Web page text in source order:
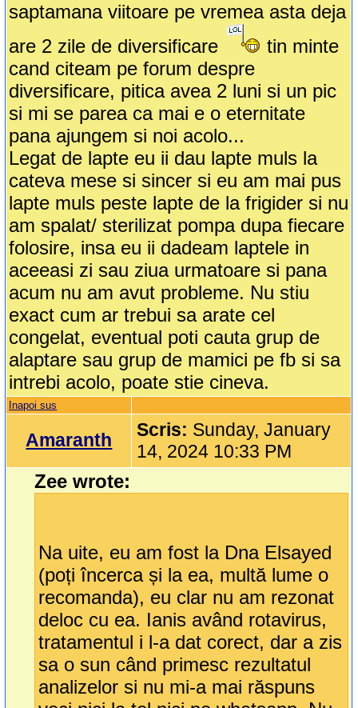
saptamana viitoare pe vremea asta deja
are 2 zile de diversificare
tin minte
cand citeam pe forum despre
diversificare, pitica avea 2 luni si un pic
si mi se parea ca mai e o eternitate
pana ajungem si noi acolo...
Legat de lapte eu ii dau lapte muls la
cateva mese si sincer si eu am mai pus
lapte muls peste lapte de la frigider si nu
am spalat/ sterilizat pompa dupa fiecare
folosire, insa eu ii dadeam laptele in
aceeasi zi sau ziua urmatoare si pana
acum nu am avut probleme. Nu stiu
exact cum ar trebui sa arate cel
congelat, eventual poti cauta grup de
alaptare sau grup de mamici pe fb si sa
intrebi acolo, poate stie cineva.
Inapoi sus
Amaranth Scris: Sunday, January
14, 2024 10:33 PM
Zee wrote:
Na uite, eu am fost la Dna Elsayed
(poți încerca și la ea, multă lume o
recomanda), eu clar nu am rezonat
deloc cu ea. Ianis având rotavirus,
tratamentul i l-a dat corect, dar a zis
sa o sun când primesc rezultatul
analizelor si nu mi-a mai răspuns